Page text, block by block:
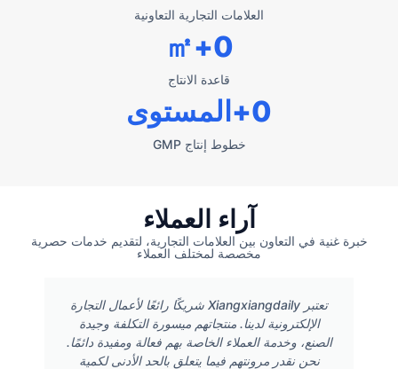
العلامات التجارية التعاونية
قاعدة الانتاج
0
+㎡
خطوط إنتاج GMP
0+المستوى
آراء العملاء
خبرة غنية في التعاون بين العلامات التجارية، لتقديم خدمات حصرية
مخصصة لمختلف العملاء
تعتبر Xiangxiangdaily شريكًا رائعًا لأعمال التجارة
الإلكترونية لدينا. منتجاتهم ميسورة التكلفة وجيدة
الصنع، وخدمة العملاء الخاصة بهم فعالة ومفيدة دائمًا.
نحن نقدر مرونتهم فيما يتعلق بالحد الأدنى لكمية